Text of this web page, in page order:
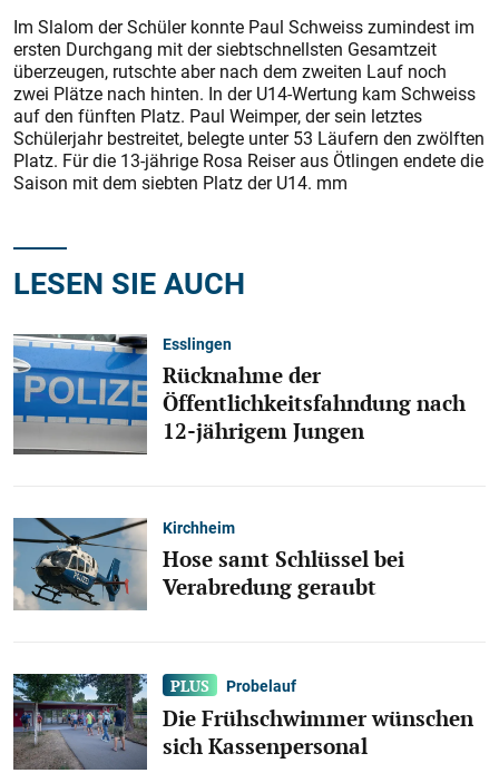
Im Slalom der Schüler konnte Paul Schweiss zumindest im
ersten Durchgang mit der siebt­schnellsten Gesamtzeit
überzeugen, rutschte aber nach dem zweiten Lauf noch
zwei Plätze nach hinten. In der U14-Wertung kam Schweiss
auf den fünften Platz. Paul Weimper, der sein letztes
Schülerjahr bestreitet, belegte unter 53 Läufern den zwölften
Platz. Für die 13-jährige Rosa Reiser aus Ötlingen endete die
Saison mit dem siebten Platz der U14. mm
LESEN SIE AUCH
Esslingen
Rücknahme der
Öffentlichkeitsfahndung nach
12-jährigem Jungen
Kirchheim
Hose samt Schlüssel bei
Verabredung geraubt
Probelauf
Die Frühschwimmer wünschen
sich Kassenpersonal